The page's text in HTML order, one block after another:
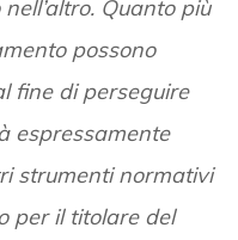
Quanto più
possono
fine di perseguire
espressamente
strumenti normativi
per il titolare del